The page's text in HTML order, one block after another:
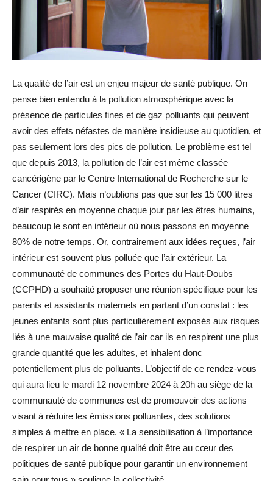
La qualité de l’air est un enjeu majeur de santé publique. On
pense bien entendu à la pollution atmosphérique avec la
présence de particules fines et de gaz polluants qui peuvent
avoir des effets néfastes de manière insidieuse au quotidien, et
pas seulement lors des pics de pollution. Le problème est tel
que depuis 2013, la pollution de l’air est même classée
cancérigène par le Centre International de Recherche sur le
Cancer (CIRC). Mais n’oublions pas que sur les 15 000 litres
d’air respirés en moyenne chaque jour par les êtres humains,
beaucoup le sont en intérieur où nous passons en moyenne
80% de notre temps. Or, contrairement aux idées reçues, l’air
intérieur est souvent plus polluée que l’air extérieur. La
communauté de communes des Portes du Haut-Doubs
(CCPHD) a souhaité proposer une réunion spécifique pour les
parents et assistants maternels en partant d’un constat : les
jeunes enfants sont plus particulièrement exposés aux risques
liés à une mauvaise qualité de l’air car ils en respirent une plus
grande quantité que les adultes, et inhalent donc
potentiellement plus de polluants. L’objectif de ce rendez-vous
qui aura lieu le mardi 12 novembre 2024 à 20h au siège de la
communauté de communes est de promouvoir des actions
visant à réduire les émissions polluantes, des solutions
simples à mettre en place. « La sensibilisation à l’importance
de respirer un air de bonne qualité doit être au cœur des
politiques de santé publique pour garantir un environnement